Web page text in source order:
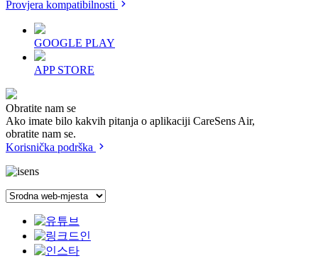
Provjera kompatibilnosti
GOOGLE PLAY
APP STORE
Obratite nam se
Ako imate bilo kakvih pitanja o aplikaciji CareSens Air,
obratite nam se.
Korisnička podrška